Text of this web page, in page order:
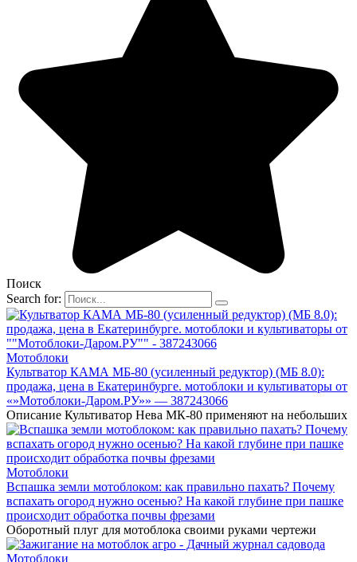
Поиск
Search for:
Мотоблоки
Культватор КАМА МБ-80 (усиленный редуктор) (МБ 8.0):
продажа, цена в Екатеринбурге. мотоблоки и культиваторы от
«»Мотоблоки-Даром.РУ»» — 387243066
Описание Культиватор Нева МК-80 применяют на небольших
Мотоблоки
Вспашка земли мотоблоком: как правильно пахать? Почему
вспахать огород нужно осенью? На какой глубине при пашке
происходит обработка почвы фрезами
Оборотный плуг для мотоблока своими руками чертежи
Мотоблоки